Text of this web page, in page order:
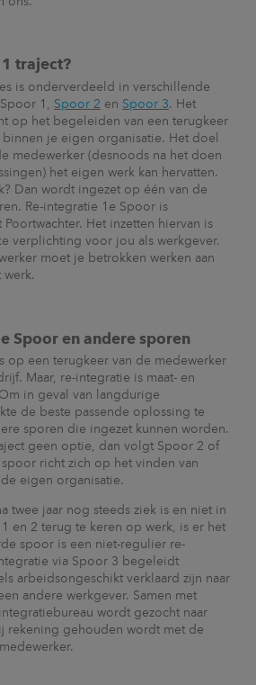
1 traject?
is onderverdeeld in verschillende
1, Spoor 2 en Spoor 3. Het
op het begeleiden van een terugkeer
je eigen organisatie. Het doel
medewerker (desnoods na het doen
het eigen werk kan hervatten.
Dan wordt ingezet op één van de
Re-integratie 1e Spoor is
Het inzetten hiervan is
verplichting voor jou als werkgever.
moet je betrokken werken aan
werk.
Spoor en andere sporen
op een terugkeer van de medewerker
Maar, re-integratie is maat- en
in geval van langdurige
de beste passende oplossing te
sporen die ingezet kunnen worden.
geen optie, dan volgt Spoor 2 of
richt zich op het vinden van
eigen organisatie.
twee jaar nog steeds ziek is en niet in
en 2 terug te keren op werk, is er het
spoor is een niet-regulier re-
via Spoor 3 begeleidt
arbeidsongeschikt verklaard zijn naar
andere werkgever. Samen met
wordt gezocht naar
rekening gehouden wordt met de